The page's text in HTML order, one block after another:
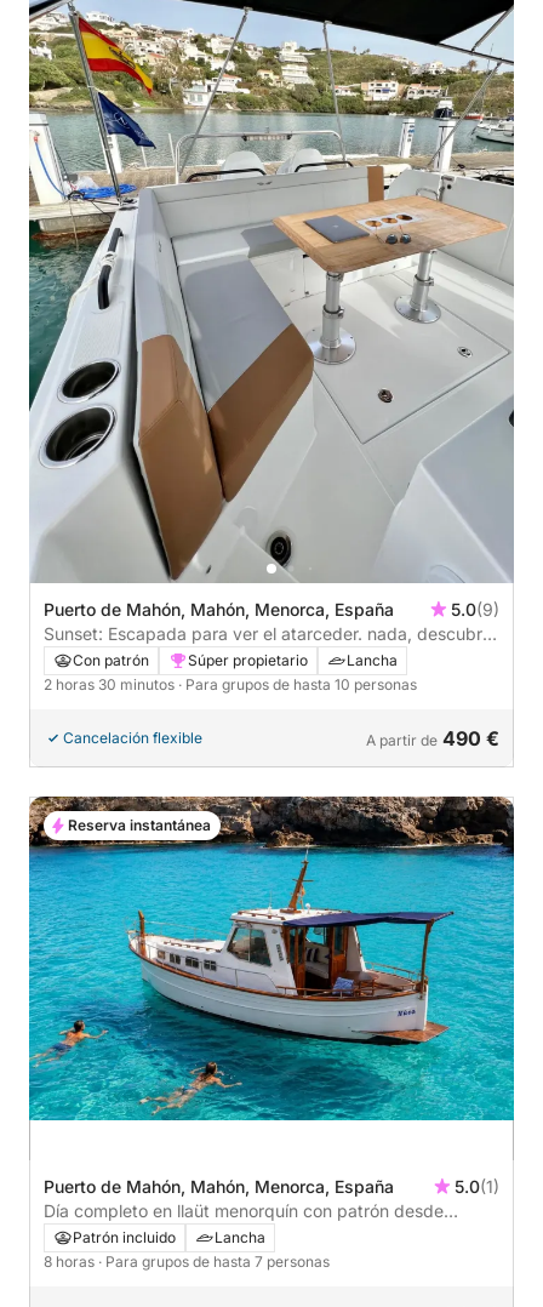
Puerto de Mahón, Mahón, Menorca, España 5.0(9)
Sunset: Escapada para ver el atarceder. nada, descubre
y relájate en Menorca.
Con patrón Súper propietario
Lancha
2 horas 30 minutos · Para grupos de hasta 10 personas
Cancelación flexible A partir de 490 €
Puerto de Mahón, Mahón, Menorca, España 5.0(1)
Día completo en llaüt menorquín con patrón desde
MahónPatrón incluido
Lancha
8 horas · Para grupos de hasta 7 personas
Reserva instantánea